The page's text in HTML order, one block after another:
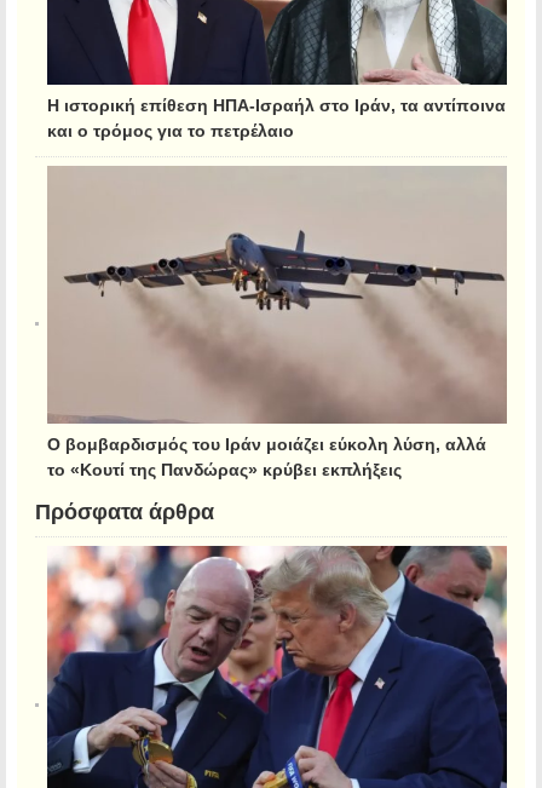
Η ιστορική επίθεση ΗΠΑ-Ισραήλ στο Ιράν, τα αντίποινα
και ο τρόμος για το πετρέλαιο
Ο βομβαρδισμός του Ιράν μοιάζει εύκολη λύση, αλλά
το «Κουτί της Πανδώρας» κρύβει εκπλήξεις
Πρόσφατα άρθρα